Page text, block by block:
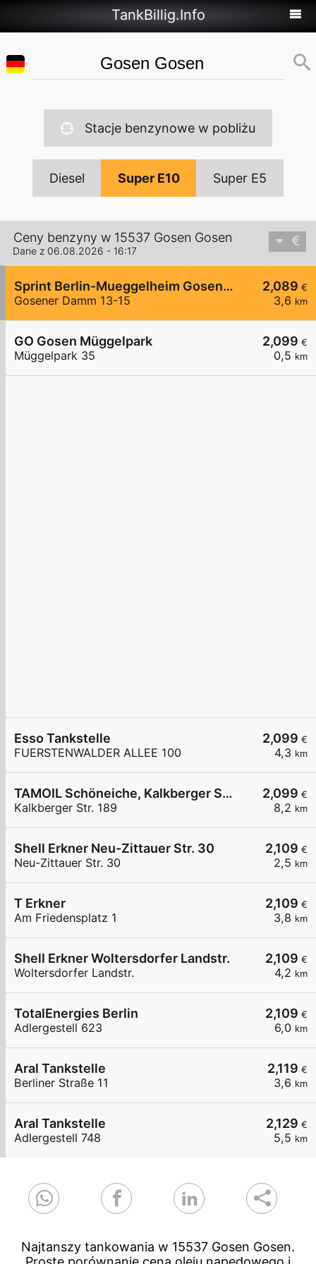
TankBillig.Info
Stacje benzynowe w pobliżu
Diesel Super E10 Super E5
Ceny benzyny w 15537 Gosen Gosen
Dane z 06.08.2026 - 16:17
2,089 €
3,6 km
Sprint Berlin-Mueggelheim Gosener Damm
Gosener Damm 13-15
2,099 €
0,5 km
GO Gosen Müggelpark
Müggelpark 35
2,099 €
4,3 km
Esso Tankstelle
FUERSTENWALDER ALLEE 100
2,099 €
8,2 km
TAMOIL Schöneiche, Kalkberger Str. 189
Kalkberger Str. 189
2,109 €
2,5 km
Shell Erkner Neu-Zittauer Str. 30
Neu-Zittauer Str. 30
2,109 €
3,8 km
T Erkner
Am Friedensplatz 1
2,109 €
4,2 km
Shell Erkner Woltersdorfer Landstr.
Woltersdorfer Landstr.
2,109 €
6,0 km
TotalEnergies Berlin
Adlergestell 623
2,119 €
3,6 km
Aral Tankstelle
Berliner Straße 11
2,129 €
5,5 km
Aral Tankstelle
Adlergestell 748
Najtanszy tankowania w 15537 Gosen Gosen.